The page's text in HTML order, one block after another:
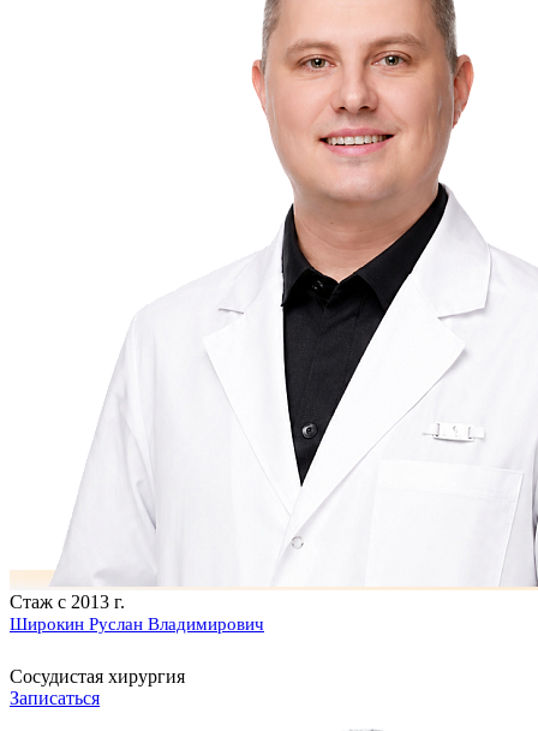
Стаж с 2013 г.
Широкин Руслан Владимирович
Сосудистая хирургия
Записаться